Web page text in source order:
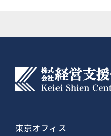
東京オフィス